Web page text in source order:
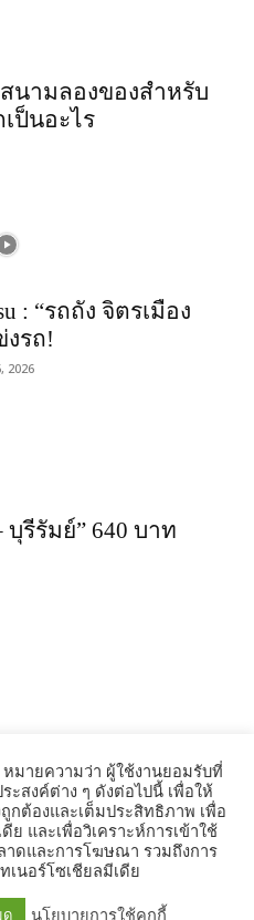
สนามลองของสำหรับ
ป็นอะไร
: “รถถัง จิตรเมือง
รถ!
2026
รีรัมย์” 640 บาท
veterans with strong background
decade experiences in the industry
our expertise in productions,
to offer one stop service solution
clients.
มายความว่า ผู้ใช้งานยอมรับที่
ะสงค์ต่าง ๆ ดังต่อไปนี้ เพื่อให้
กต้องและเต็มประสิทธิภาพ เพื่อ
และเพื่อวิเคราะห์การเข้าใช้
าดและการโฆษณา รวมถึงการ
เนอร์โซเชียลมีเดีย
ด นโยบายการใช้คุกกี้